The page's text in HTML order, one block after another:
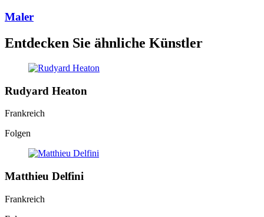
Maler
Entdecken Sie ähnliche Künstler
Rudyard Heaton
Frankreich
Folgen
Matthieu Delfini
Frankreich